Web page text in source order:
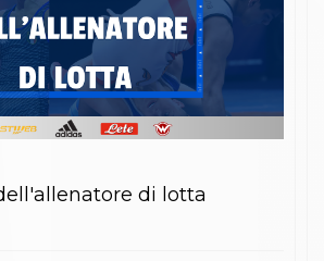
Trasparenza
Judo
La disciplina
News
Attività Didattica
Gare e Risultati
Albi Federali
Lotta
di lotta